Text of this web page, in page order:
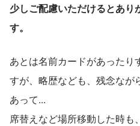
少しご配慮いただけるとあり
す。
あとは名前カードがあった
すが、略歴なども、残念なが
あって...
席替えなど場所移動した時